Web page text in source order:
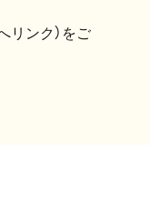
リンク）をご